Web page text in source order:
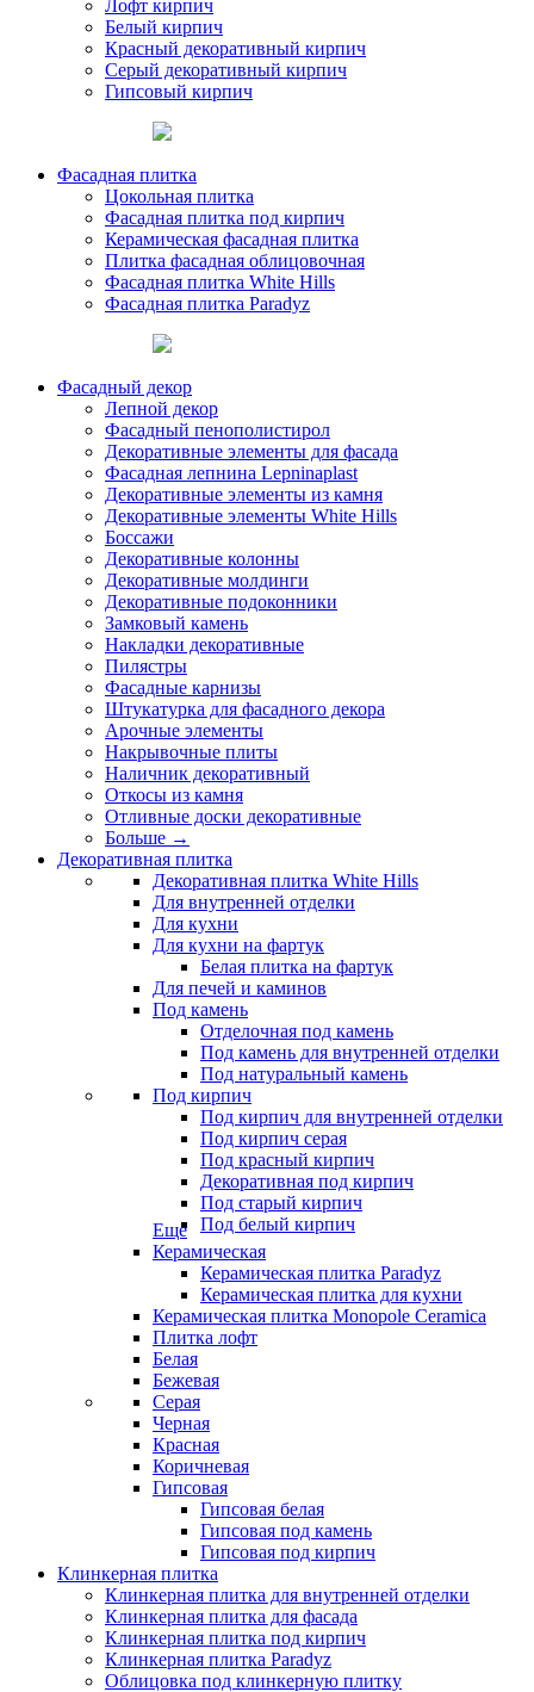
Лофт кирпич
Белый кирпич
Красный декоративный кирпич
Серый декоративный кирпич
Гипсовый кирпич
Фасадная плитка
Цокольная плитка
Фасадная плитка под кирпич
Керамическая фасадная плитка
Плитка фасадная облицовочная
Фасадная плитка White Hills
Фасадная плитка Paradyz
Фасадный декор
Лепной декор
Фасадный пенополистирол
Декоративные элементы для фасада
Фасадная лепнина Lepninaplast
Декоративные элементы из камня
Декоративные элементы White Hills
Боссажи
Декоративные колонны
Декоративные молдинги
Декоративные подоконники
Замковый камень
Накладки декоративные
Пилястры
Фасадные карнизы
Штукатурка для фасадного декора
Арочные элементы
Накрывочные плиты
Наличник декоративный
Откосы из камня
Отливные доски декоративные
Больше →
Декоративная плитка
Декоративная плитка White Hills
Для внутренней отделки
Для кухни
Для кухни на фартук
Белая плитка на фартук
Для печей и каминов
Под камень
Отделочная под камень
Под камень для внутренней отделки
Под натуральный камень
Под кирпич
Под кирпич для внутренней отделки
Под кирпич серая
Под красный кирпич
Декоративная под кирпич
Под старый кирпич
Под белый кирпич
Еще
Керамическая
Керамическая плитка Paradyz
Керамическая плитка для кухни
Керамическая плитка Monopole Ceramica
Плитка лофт
Белая
Бежевая
Серая
Черная
Красная
Коричневая
Гипсовая
Гипсовая белая
Гипсовая под камень
Гипсовая под кирпич
Клинкерная плитка
Клинкерная плитка для внутренней отделки
Клинкерная плитка для фасада
Клинкерная плитка под кирпич
Клинкерная плитка Paradyz
Облицовка под клинкерную плитку